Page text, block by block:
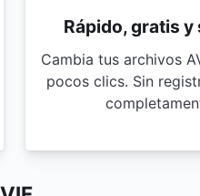
Rápido, gratis
Cambia tus archivos
pocos clics. Sin